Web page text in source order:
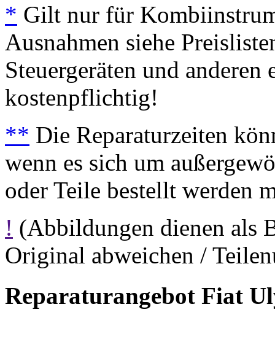
* Gilt nur für
Ausnahmen siehe
Steuergeräten und
kostenpflichtig!
** Die Reparaturzeiten
wenn es sich um
oder Teile bestellt werden
! (Abbildungen dienen als
Original abweichen /
Reparaturangebot Fiat